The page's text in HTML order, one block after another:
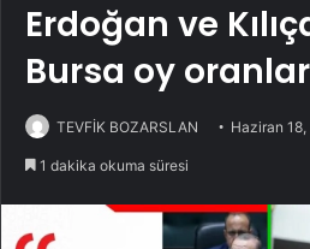
Erdoğan ve
Bursa oy
TEVFİK BOZARSLAN Haziran
1 dakika okuma süresi